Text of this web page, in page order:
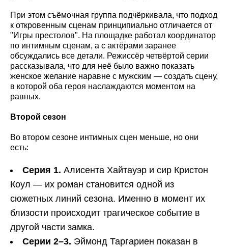
При этом съёмочная группа подчёркивала, что подход
к откровенным сценам принципиально отличается от
"Игры престолов". На площадке работал координатор
по интимным сценам, а с актёрами заранее
обсуждались все детали. Режиссёр четвёртой серии
рассказывала, что для неё было важно показать
женское желание наравне с мужским — создать сцену,
в которой оба героя наслаждаются моментом на
равных.
Второй сезон
Во втором сезоне интимных сцен меньше, но они
есть:
Серия 1. Алисента Хайтауэр и сир Кристон
Коул — их роман становится одной из
сюжетных линий сезона. Именно в момент их
близости происходит трагическое событие в
другой части замка.
Серии 2–3. Эймонд Таргариен показан в